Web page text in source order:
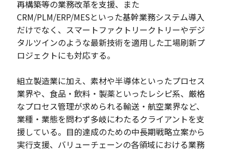
再構築等の業務改革を支援、また
CRM/PLM/ERP/MESといった基幹業務システム導入
だけでなく、スマートファクトリークトリーやデジ
タルツインのような最新技術を適用した工場刷新プ
ロジェクトにも対応する。
組立製造業に加え、素材や半導体といったプロセス
業界や、食品・飲料・製薬といったレシピ系、厳格
なプロセス管理が求められる輸送・航空業界など、
業種・業態を問わず多岐にわたるクライアントを支
援している。目的達成のための中長期戦略立案から
実行支援、バリューチェーンの各領域における業務